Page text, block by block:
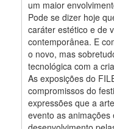
um maior
Pode se dizer hoje
caráter estético e de
contemporânea. E
o novo, mas
tecnológica com a
As exposições do
compromissos do
expressões que a
evento as